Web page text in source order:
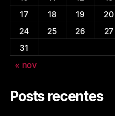
17
18 19 20
24
25 26 27
31
« nov
Posts recentes